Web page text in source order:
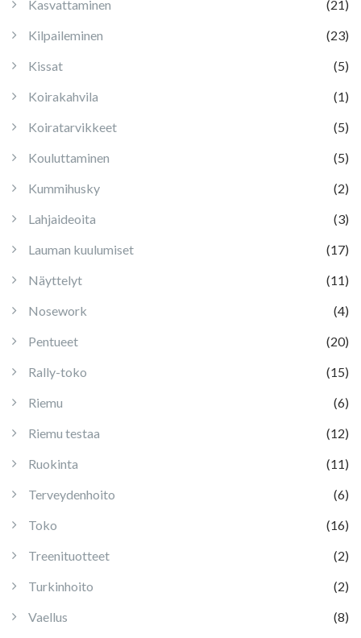
Kasvattaminen
(21)
Kilpaileminen
(23)
Kissat
(5)
Koirakahvila
(1)
Koiratarvikkeet
(5)
Kouluttaminen
(5)
Kummihusky
(2)
Lahjaideoita
(3)
Lauman kuulumiset
(17)
Näyttelyt
(11)
Nosework
(4)
Pentueet
(20)
Rally-toko
(15)
Riemu
(6)
Riemu testaa
(12)
Ruokinta
(11)
Terveydenhoito
(6)
Toko
(16)
Treenituotteet
(2)
Turkinhoito
(2)
Vaellus
(8)